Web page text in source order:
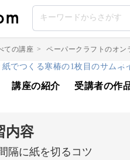
ての講座 > ペーパークラフトのオン
講座の紹介 受講者の作
内容
隔に紙を切るコツ